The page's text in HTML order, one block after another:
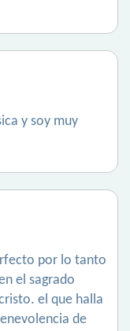
y soy muy
por lo tanto
el sagrado
el que halla
de